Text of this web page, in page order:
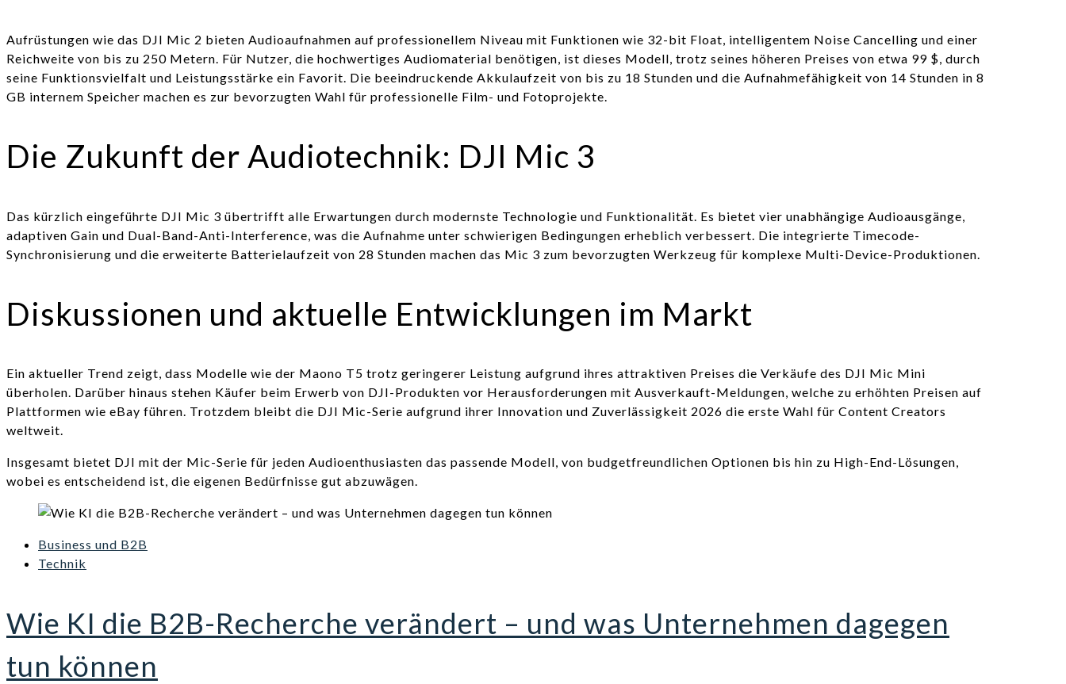
Aufrüstungen wie das DJI Mic 2 bieten Audioaufnahmen auf professionellem Niveau mit Funktionen wie 32-bit Float, intelligentem Noise Cancelling und einer
Reichweite von bis zu 250 Metern. Für Nutzer, die hochwertiges Audiomaterial benötigen, ist dieses Modell, trotz seines höheren Preises von etwa 99 $, durch
seine Funktionsvielfalt und Leistungsstärke ein Favorit. Die beeindruckende Akkulaufzeit von bis zu 18 Stunden und die Aufnahmefähigkeit von 14 Stunden in 8
GB internem Speicher machen es zur bevorzugten Wahl für professionelle Film- und Fotoprojekte.
Die Zukunft der Audiotechnik: DJI Mic 3
Das kürzlich eingeführte DJI Mic 3 übertrifft alle Erwartungen durch modernste Technologie und Funktionalität. Es bietet vier unabhängige Audioausgänge,
adaptiven Gain und Dual-Band-Anti-Interference, was die Aufnahme unter schwierigen Bedingungen erheblich verbessert. Die integrierte Timecode-
Synchronisierung und die erweiterte Batterielaufzeit von 28 Stunden machen das Mic 3 zum bevorzugten Werkzeug für komplexe Multi-Device-Produktionen.
Diskussionen und aktuelle Entwicklungen im Markt
Ein aktueller Trend zeigt, dass Modelle wie der Maono T5 trotz geringerer Leistung aufgrund ihres attraktiven Preises die Verkäufe des DJI Mic Mini
überholen. Darüber hinaus stehen Käufer beim Erwerb von DJI-Produkten vor Herausforderungen mit Ausverkauft-Meldungen, welche zu erhöhten Preisen auf
Plattformen wie eBay führen. Trotzdem bleibt die DJI Mic-Serie aufgrund ihrer Innovation und Zuverlässigkeit 2026 die erste Wahl für Content Creators
weltweit.
Insgesamt bietet DJI mit der Mic-Serie für jeden Audioenthusiasten das passende Modell, von budgetfreundlichen Optionen bis hin zu High-End-Lösungen,
wobei es entscheidend ist, die eigenen Bedürfnisse gut abzuwägen.
Business und B2B
Technik
Wie KI die B2B-Recherche verändert – und was Unternehmen dagegen
tun können